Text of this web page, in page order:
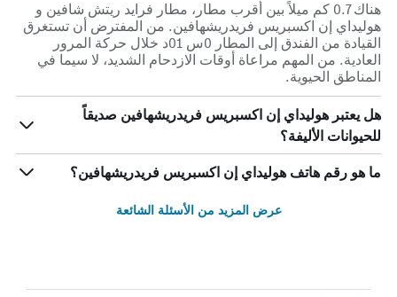
هناك 0.7 كم ميلاً بين أقرب مطار، مطار فرايد ريتش شافين و
هوليداي إن اكسبريس فريدريشهافين. من المفترض أن تستغرق
القيادة من الفندق إلى المطار 0س 01د خلال حركة المرور
العادية. من المهم مراعاة أوقات الازدحام الشديد، لا سيما في
المناطق الحيوية.
هل يعتبر هوليداي إن اكسبريس فريدريشهافين صديقاً
للحيوانات الأليفة؟
ما هو رقم هاتف هوليداي إن اكسبريس فريدريشهافين؟
عرض المزيد من الأسئلة الشائعة